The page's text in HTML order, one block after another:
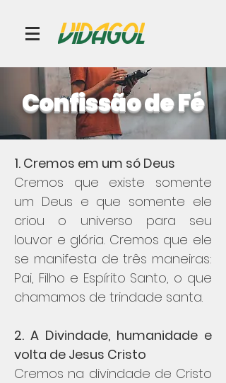
Confissão de Fé
1. Cremos em um só Deus
Cremos que existe somente
um Deus e que somente ele
criou o universo para seu
louvor e glória. Cremos que ele
se manifesta de três maneiras:
Pai, Filho e Espírito Santo, o que
chamamos de trindade santa.
2. A Divindade, humanidade e
volta de Jesus Cristo
Cremos na divindade de Cristo